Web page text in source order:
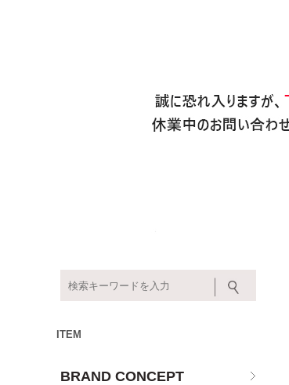
ITEM
BRAND CONCEPT